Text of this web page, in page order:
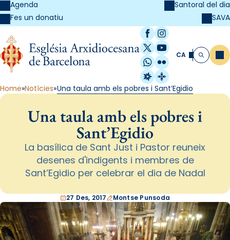
Agenda
Fes un donatiu
Santoral del dia
SAVA
Facebook
Instagram
X / Twitter
YouTube
WhatsApp
Flickr
Radio Estel
Catalunya
CA Cerca
Home Notícies Una taula amb els pobres i Sant’Egidio
Una taula amb els pobres i
Sant’Egidio
La basílica de Sant Just i Pastor reuneix
desenes d'indigents i membres de
Sant’Egidio per celebrar el dia de Nadal
27 Des, 2017 Montse Punsoda